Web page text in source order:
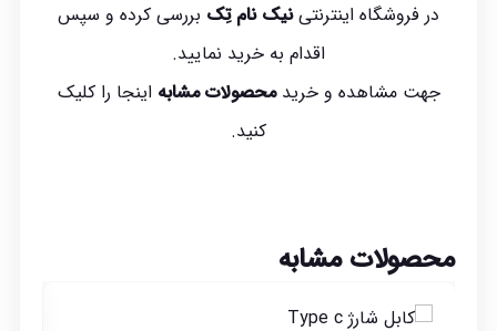
در فروشگاه اینترنتینیک نام تِک بررسی کرده و سپس
اقدام به خرید نمایید.
جهت مشاهده و خریدمحصولات مشابه اینجا را کلیک
کنید.
محصولات مشابه